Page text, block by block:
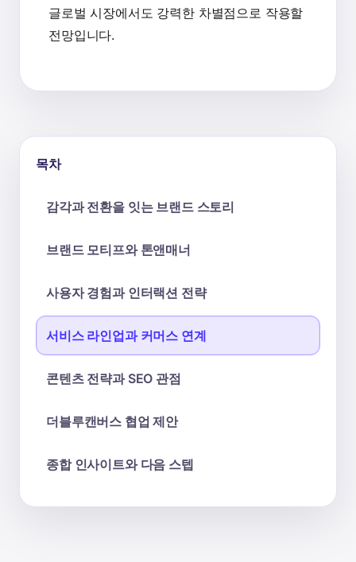
글로벌 시장에서도 강력한 차별점으로 작용할
전망입니다.
목차
감각과 전환을 잇는 브랜드 스토리
브랜드 모티프와 톤앤매너
사용자 경험과 인터랙션 전략
서비스 라인업과 커머스 연계
콘텐츠 전략과 SEO 관점
더블루캔버스 협업 제안
종합 인사이트와 다음 스텝